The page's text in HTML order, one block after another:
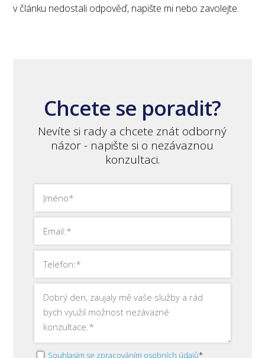
v článku nedostali odpověď, napište mi nebo zavolejte.
Chcete se poradit?
Nevíte si rady a chcete znát odborný
názor - napište si o nezávaznou
konzultaci.
Souhlasím se zpracováním osobních údajů*